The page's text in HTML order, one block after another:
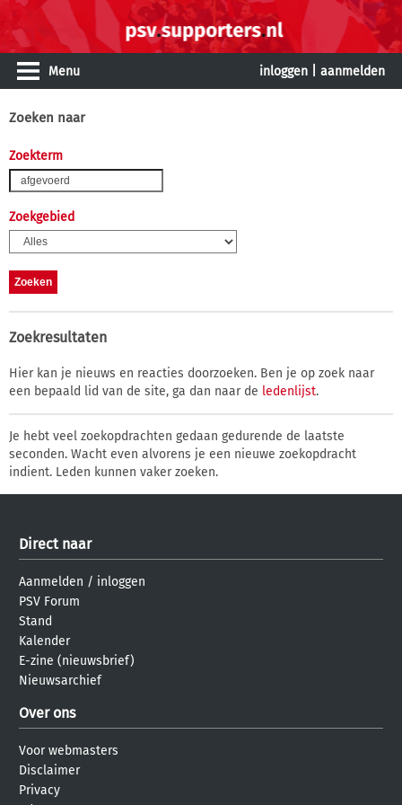
Menu inloggen aanmelden
Zoeken naar
Zoekterm
Zoekgebied
Zoekresultaten
Hier kan je nieuws en reacties doorzoeken. Ben je op zoek naar
een bepaald lid van de site, ga dan naar de ledenlijst.
Je hebt veel zoekopdrachten gedaan gedurende de laatste
seconden. Wacht even alvorens je een nieuwe zoekopdracht
indient. Leden kunnen vaker zoeken.
Direct naar
Aanmelden / inloggen
PSV Forum
Stand
Kalender
E-zine (nieuwsbrief)
Nieuwsarchief
Over ons
Voor webmasters
Disclaimer
Privacy